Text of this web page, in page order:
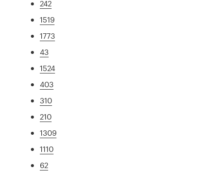
242
1519
1773
43
1524
403
310
210
1309
1110
62